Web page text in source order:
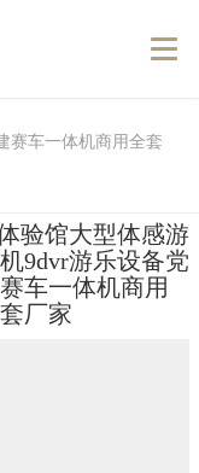
赛车一体机商用全套
验馆大型体感游
9dvr游乐设备党
车一体机商用
厂家